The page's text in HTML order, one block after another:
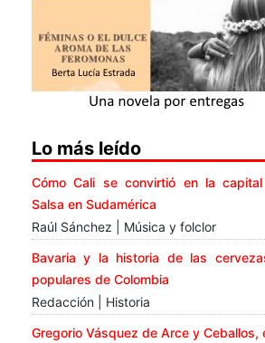
Lo más leído
Cómo Cali se convirtió en la
Salsa en Sudamérica
Raúl Sánchez | Música y folclor
Bavaria y la historia de las
populares de Colombia
Redacción | Historia
Gregorio Vásquez de Arce y Ceballos,